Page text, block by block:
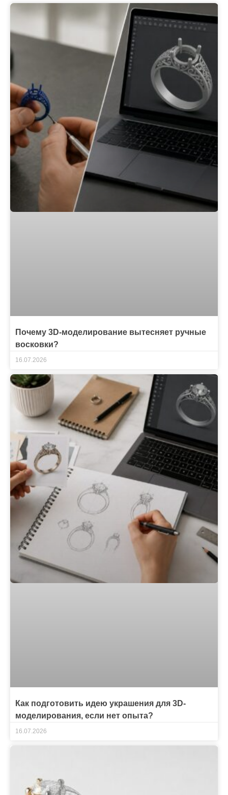
Почему 3D-моделирование вытесняет ручные
восковки?
16.07.2026
Как подготовить идею украшения для 3D-
моделирования, если нет опыта?
16.07.2026